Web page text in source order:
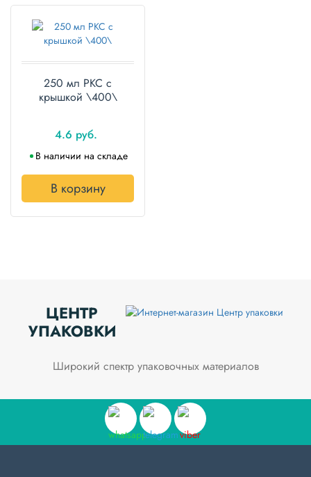
250 мл РКС с
крышкой \400\
4.6 руб.
В наличии на складе
В корзину
ЦЕНТР
УПАКОВКИ
Широкий спектр упаковочных материалов